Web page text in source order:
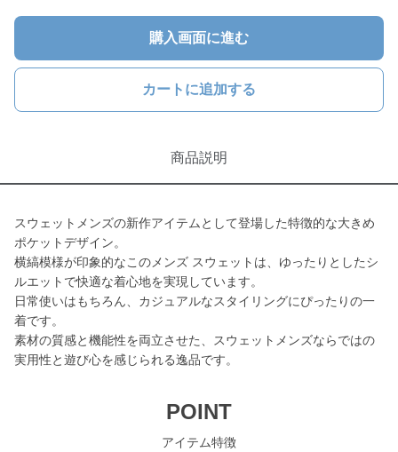
購入画面に進む
カートに追加する
商品説明
スウェットメンズの新作アイテムとして登場した特徴的な大きめ
ポケットデザイン。
横縞模様が印象的なこのメンズ スウェットは、ゆったりとしたシ
ルエットで快適な着心地を実現しています。
日常使いはもちろん、カジュアルなスタイリングにぴったりの一
着です。
素材の質感と機能性を両立させた、スウェットメンズならではの
実用性と遊び心を感じられる逸品です。
POINT
アイテム特徴